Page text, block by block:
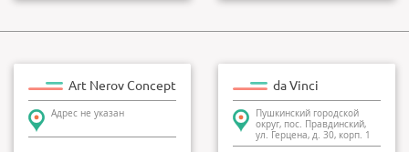
Art Nerov Concept
Адрес не указан
da Vinci
Пушкинский городской
округ, пос. Правдинский,
ул. Герцена, д. 30, корп. 1